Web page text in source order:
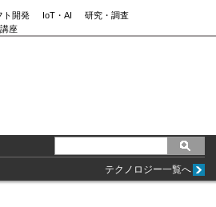
ト開発 IoT・AI
研究・調査
座
テクノロジー一覧へ